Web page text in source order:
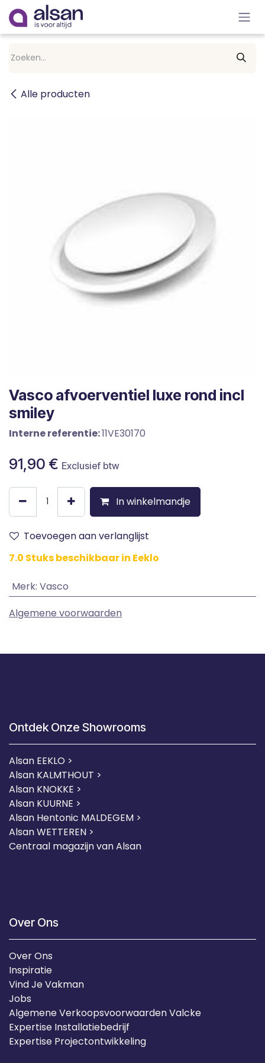
Overslaan naar inhoud
Alle producten
Vasco afvoerventiel luxe rond incl
smiley
Interne referentie:11VE30170
91,90 € Exclusief btw
In winkelmandje
Toevoegen aan verlanglijst
7.0 Stuks beschikbaar in Eeklo
Merk: Vasco
Algemene voorwaarden
Ontdek Onze Showrooms
Alsan EEKLO >
Alsan KALMTHOUT >
Alsan KNOKKE >
Alsan KUURNE >
Alsan Hentonic MALDEGEM >
Alsan WETTEREN >
Centraal magazijn van Alsan
Over Ons
Over Ons
Inspiratie
Vind Je Vakman
Jobs
Algemene Verkoopsvoorwaarden Valcke
Expertise Installatiebedrijf
Expertise Projectontwikkeling